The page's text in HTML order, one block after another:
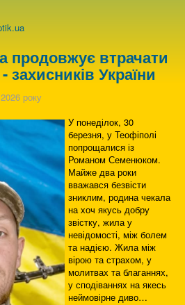
Про нас
Зворотній зв'язок
продовжує втрачати
захисників України
року
У понеділок, 30
березня, у Теофіполі
попрощалися із
Романом Семенюком.
Майже два роки
вважався безвісти
зниклим, родина чекала
на хоч якусь добру
звістку, жила у
невідомості, між болем
та надією. Жила між
вірою та страхом, у
молитвах та благаннях,
у сподіваннях на якесь
неймовірне диво…